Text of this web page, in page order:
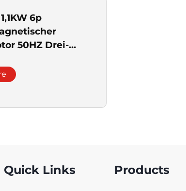
6p
50HZ Drei-
mit
Merkmalen
Quick Links Products